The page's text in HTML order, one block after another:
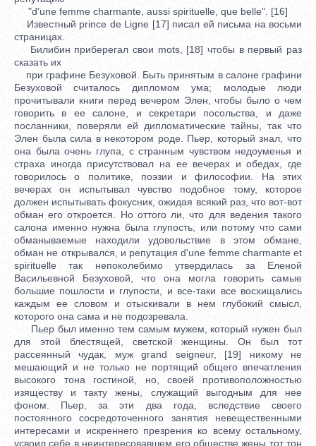
"d'une femme charmante, aussi spirituelle, que belle". [16]
Известный рrince de Ligne [17] писал ей письма на восьми
страницах.
Билибин приберегал свои mots, [18] чтобы в первый раз
сказать их
при графине Безуховой. Быть принятым в салоне графини
Безуховой считалось дипломом ума; молодые люди
прочитывали книги перед вечером Элен, чтобы было о чем
говорить в ее салоне, и секретари посольства, и даже
посланники, поверяли ей дипломатические тайны, так что
Элен была сила в некотором роде. Пьер, который знал, что
она была очень глупа, с странным чувством недоуменья и
страха иногда присутствовал на ее вечерах и обедах, где
говорилось о политике, поэзии и философии. На этих
вечерах он испытывал чувство подобное тому, которое
должен испытывать фокусник, ожидая всякий раз, что вот-вот
обман его откроется. Но оттого ли, что для ведения такого
салона именно нужна была глупость, или потому что сами
обманываемые находили удовольствие в этом обмане,
обман не открывался, и репутация d'une femme charmante et
spirituelle так непоколебимо утвердилась за Еленой
Васильевной Безуховой, что она могла говорить самые
большие пошлости и глупости, и все-таки все восхищались
каждым ее словом и отыскивали в нем глубокий смысл,
которого она сама и не подозревала.
Пьер был именно тем самым мужем, который нужен был
для этой блестящей, светской женщины. Он был тот
рассеянный чудак, муж grand seigneur, [19] никому не
мешающий и не только не портящий общего впечатления
высокого тона гостиной, но, своей противоположностью
изяществу и такту жены, служащий выгодным для нее
фоном. Пьер, за эти два года, вследствие своего
постоянного сосредоточенного занятия невещественными
интересами и искреннего презрения ко всему остальному,
усвоил себе в неинтересовавшем его обществе жены тот тон